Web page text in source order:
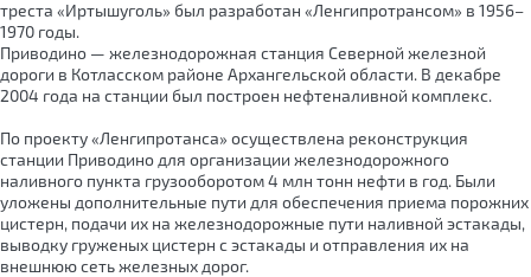
треста «Иртышуголь» был разработан «Ленгипротрансом» в 1956–
1970 годы.
Приводино — железнодорожная станция Северной железной
дороги в Котласском районе Архангельской области. В декабре
2004 года на станции был построен нефтеналивной комплекс.
По проекту «Ленгипротанса» осуществлена реконструкция
станции Приводино для организации железнодорожного
наливного пункта грузооборотом 4 млн тонн нефти в год. Были
уложены дополнительные пути для обеспечения приема порожних
цистерн, подачи их на железнодорожные пути наливной эстакады,
выводку груженых цистерн с эстакады и отправления их на
внешнюю сеть железных дорог.